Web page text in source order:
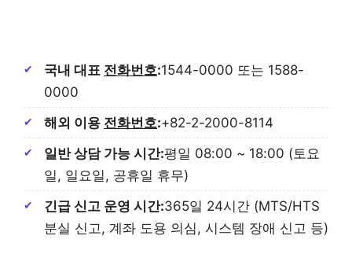
국내 대표 전화번호:1544-0000 또는 1588-
0000
해외 이용 전화번호:+82-2-2000-8114
일반 상담 가능 시간:평일 08:00 ~ 18:00 (토요
일, 일요일, 공휴일 휴무)
긴급 신고 운영 시간:365일 24시간 (MTS/HTS
분실 신고, 계좌 도용 의심, 시스템 장애 신고 등)